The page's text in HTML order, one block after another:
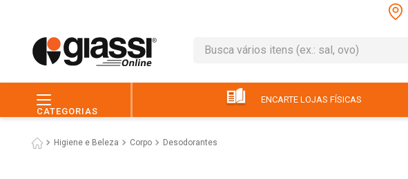
Busca vários itens (ex.: sal, ovo)
CATEGORIAS
ENCARTE LOJAS FÍSICAS
Higiene e Beleza Corpo Desodorantes
leite
3º